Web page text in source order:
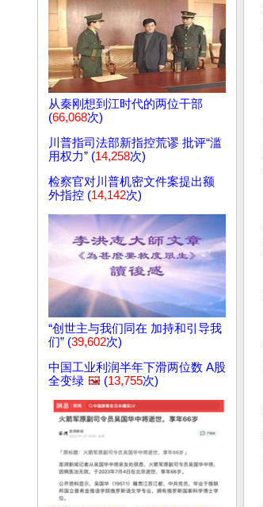
从秦刚想到江时代的两位干部
(66,068次)
川普指司法部新指控荒谬 批评“滥
用权力” (14,258次)
检察官对川普机密文件案提出额
外指控 (14,142次)
“创世主与我们同在 加持和引导我
们” (39,602次)
中国工业利润半年下滑两位数 A股
全变绿 🖼️ (13,755次)